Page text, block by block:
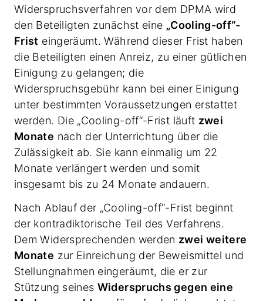
Widerspruchsverfahren vor dem DPMA wird
den Beteiligten zunächst eine „Cooling-off“-
Frist eingeräumt. Während dieser Frist haben
die Beteiligten einen Anreiz, zu einer gütlichen
Einigung zu gelangen; die
Widerspruchsgebühr kann bei einer Einigung
unter bestimmten Voraussetzungen erstattet
werden. Die „Cooling-off“-Frist läuft zwei
Monate nach der Unterrichtung über die
Zulässigkeit ab. Sie kann einmalig um 22
Monate verlängert werden und somit
insgesamt bis zu 24 Monate andauern.
Nach Ablauf der „Cooling-off“-Frist beginnt
der kontradiktorische Teil des Verfahrens.
Dem Widersprechenden werden zwei weitere
Monate zur Einreichung der Beweismittel und
Stellungnahmen eingeräumt, die er zur
Stützung seines Widerspruchs gegen eine